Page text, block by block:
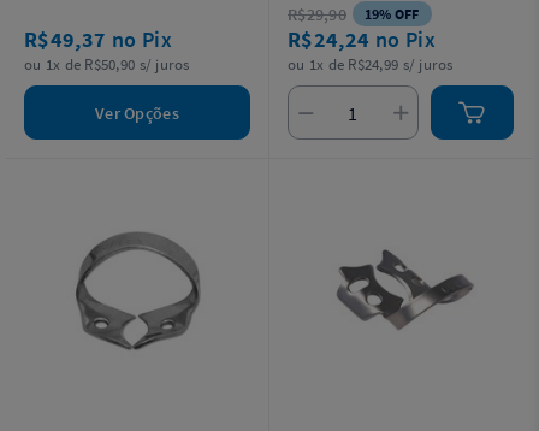
R$49,37 no Pix
ou 1x de R$50,90 s/ juros
Ver Opções
R$29,90 19% OFF
R$24,24 no Pix
ou 1x de R$24,99 s/ juros